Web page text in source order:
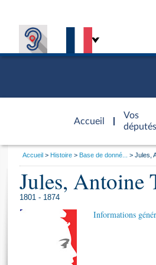
Accueil
d'accueil
Vos
députés
Général
Vous
Accueil Histoire Base de donné... Jules,
Jules, Antoine
1801 - 1874
Informations